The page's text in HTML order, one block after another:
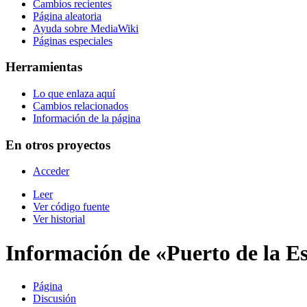
Cambios recientes
Página aleatoria
Ayuda sobre MediaWiki
Páginas especiales
Herramientas
Lo que enlaza aquí
Cambios relacionados
Información de la página
En otros proyectos
Acceder
Leer
Ver código fuente
Ver historial
Información de «Puerto de la
Página
Discusión